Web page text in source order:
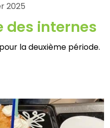
2025
des internes
la deuxième période.